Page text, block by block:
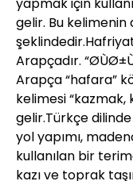
gelir. Bu kelimenin
Arapçadır.
Arapça “hafara”
kelimesi “kazmak,
gelir.Türkçe
yol yapımı,
kullanılan bir
kazı ve toprak